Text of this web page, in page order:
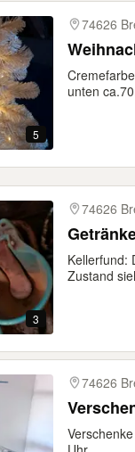
5
74626
unten
3
74626
Kellerfund:
Zustand
74626